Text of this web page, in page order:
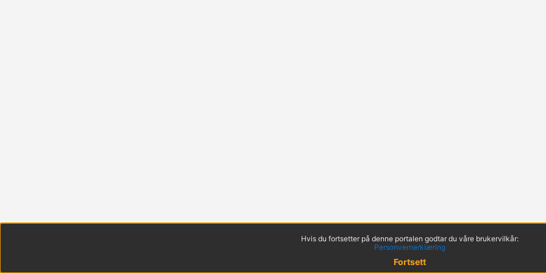
Hvis du fortsetter på denne portalen godtar du våre brukervilkår:
Personvernerklæring
Fortsett